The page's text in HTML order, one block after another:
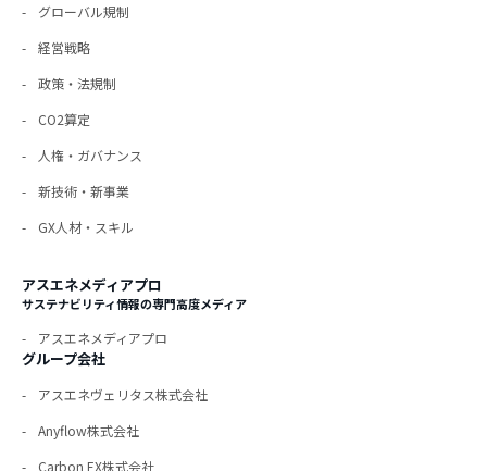
グローバル規制
経営戦略
政策・法規制
CO2算定
人権・ガバナンス
新技術・新事業
GX人材・スキル
アスエネメディアプロ
サステナビリティ情報の専門高度メディア
アスエネメディアプロ
グループ会社
アスエネヴェリタス株式会社
Anyflow株式会社
Carbon EX株式会社